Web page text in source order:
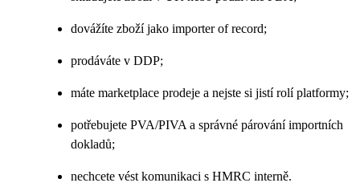
dovážíte zboží jako importer of record;
prodáváte v DDP;
máte marketplace prodeje a nejste si jistí rolí platformy;
potřebujete PVA/PIVA a správné párování importních
dokladů;
nechcete vést komunikaci s HMRC interně.